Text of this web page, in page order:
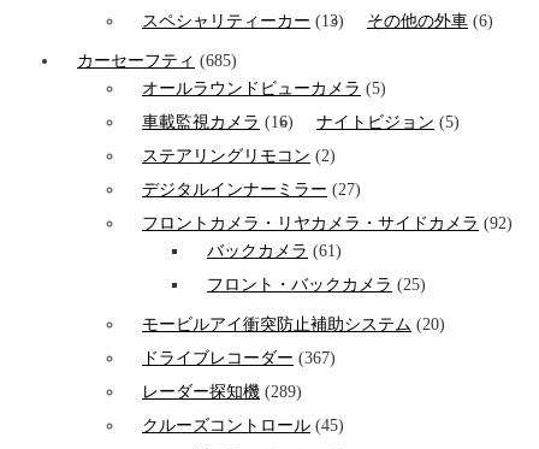
スペシャリティーカー (13) その他の外車 (6)
カーセーフティ (685)
オールラウンドビューカメラ (5)
車載監視カメラ (16) ナイトビジョン (5)
ステアリングリモコン (2)
デジタルインナーミラー (27)
フロントカメラ・リヤカメラ・サイドカメラ (92)
バックカメラ (61)
フロント・バックカメラ (25)
モービルアイ衝突防止補助システム (20)
ドライブレコーダー (367)
レーダー探知機 (289)
クルーズコントロール (45)